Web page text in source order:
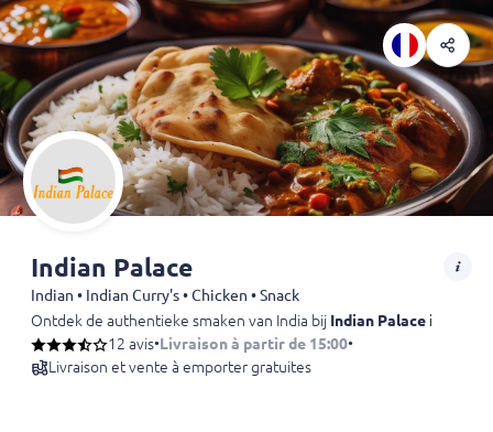
Indian Palace
Indian • Indian Curry's • Chicken • Snack
Ontdek de authentieke smaken van India bij Indian Palace in
12 avis•Livraison à partir de 15:00•
Livraison et vente à emporter gratuites